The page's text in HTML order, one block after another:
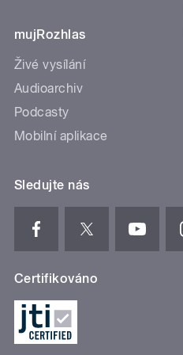
mujRozhlas
Živé vysílání
Audioarchiv
Podcasty
Mobilní aplikace
Sledujte nás
Certifikováno